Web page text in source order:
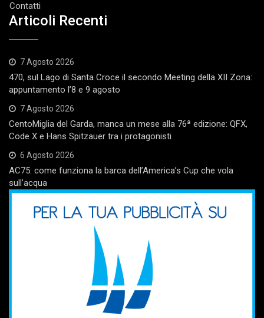
Contatti
Articoli Recenti
7 Agosto 2026
470, sul Lago di Santa Croce il secondo Meeting della XII Zona:
appuntamento l’8 e 9 agosto
7 Agosto 2026
CentoMiglia del Garda, manca un mese alla 76ª edizione: QFX,
Code X e Hans Spitzauer tra i protagonisti
6 Agosto 2026
AC75: come funziona la barca dell’America’s Cup che vola
sull’acqua